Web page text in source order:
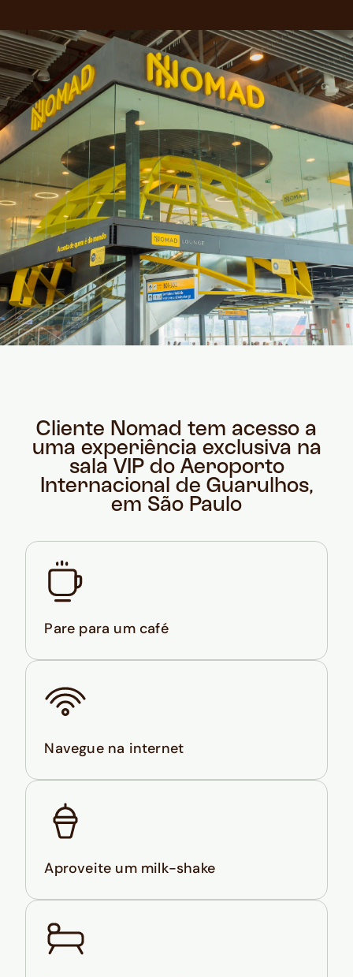
Cliente Nomad tem acesso a
uma experiência exclusiva na
sala VIP do Aeroporto
Internacional de Guarulhos,
em São Paulo
Pare para um café
Navegue na internet
Aproveite um milk-shake